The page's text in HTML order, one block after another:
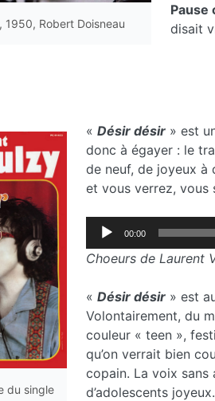
1950, Robert Doisneau
Pause
disait
du single
« Désir désir » est
donc à égayer : le
de neuf, de joyeux à
et vous verrez, vous
Lecteur00:00
Choeurs de Laurent
« Désir désir » est
Volontairement, du
couleur « teen »,
qu’on verrait bien
copain. La voix
d’adolescents joyeux.